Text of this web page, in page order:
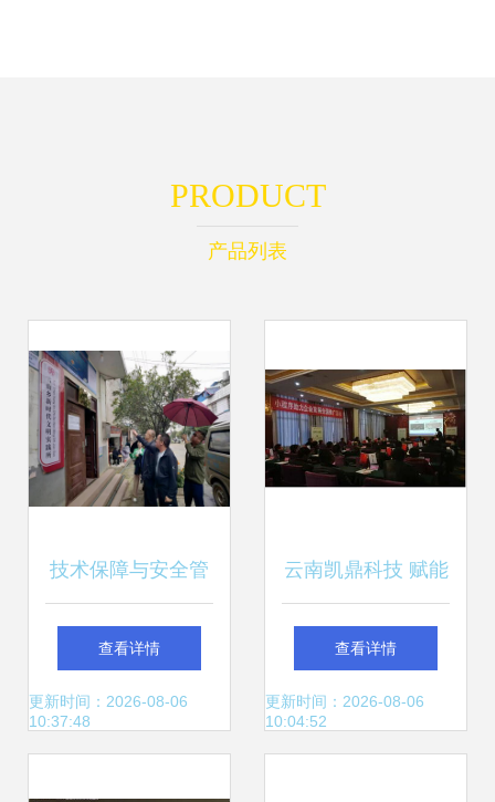
PRODUCT
产品列表
技术保障与安全管
理双线并进 昆明网
络技术服务支撑基
查看详情
更新时间：2026-08-06
10:37:48
云南凯鼎科技 赋能
云南中小企业，引
领互联网转型新浪
查看详情
更新时间：2026-08-06
10:04:52